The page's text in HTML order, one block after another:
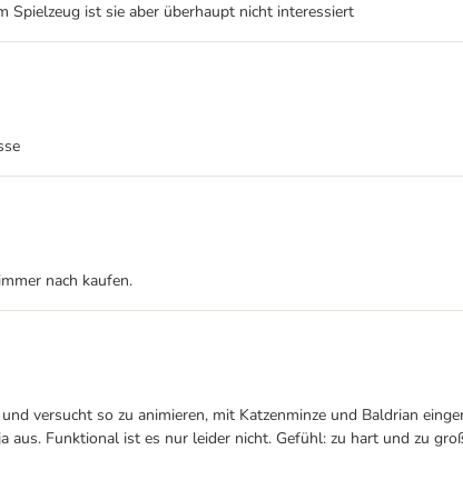
Spielzeug ist sie aber überhaupt nicht interessiert
nach kaufen.
versucht so zu animieren, mit Katzenminze und Baldrian
aus. Funktional ist es nur leider nicht. Gefühl: zu hart und zu